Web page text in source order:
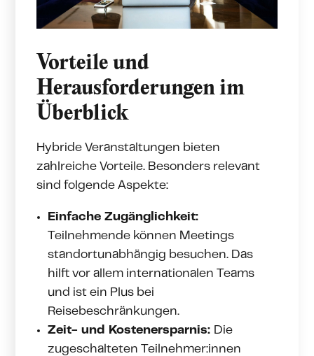
Vorteile und
Herausforderungen im
Überblick
Hybride Veranstaltungen bieten
zahlreiche Vorteile. Besonders relevant
sind folgende Aspekte:
Einfache Zugänglichkeit:
Teilnehmende können Meetings
standortunabhängig besuchen. Das
hilft vor allem internationalen Teams
und ist ein Plus bei
Reisebeschränkungen.
Zeit- und Kostenersparnis: Die
zugeschalteten Teilnehmer:innen